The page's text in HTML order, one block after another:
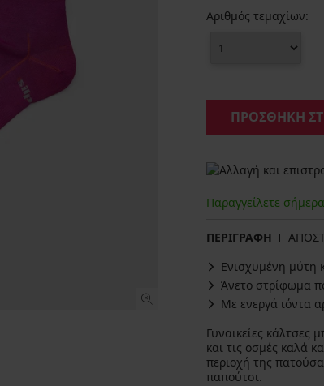
Αριθμός τεμαχίων:
ΠΡΟΣΘΗΚΗ
Παραγγείλετε
ΠΕΡΙΓΡΑΦΗ
Ενισχυμένη μύτη
Άνετο στρίφωμα
Με ενεργά ιόντα
Γυναικείες
και τις οσμές καλά
περιοχή της
παπούτσι.